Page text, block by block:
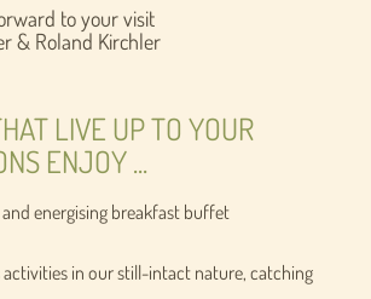
to your visit
& Roland Kirchler
LIVE UP TO YOUR
ENJOY ...
energising breakfast buffet
in our still-intact nature, catching